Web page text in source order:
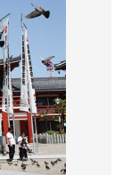
物内への入場
事等により変